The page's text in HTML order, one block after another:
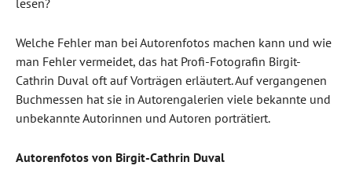
Welche Fehler man bei Autorenfotos machen kann und wie
man Fehler vermeidet, das hat Profi-Fotografin Birgit-
Cathrin Duval oft auf Vorträgen erläutert. Auf vergangenen
Buchmessen hat sie in Autorengalerien viele bekannte und
unbekannte Autorinnen und Autoren porträtiert.
Autorenfotos von Birgit-Cathrin Duval